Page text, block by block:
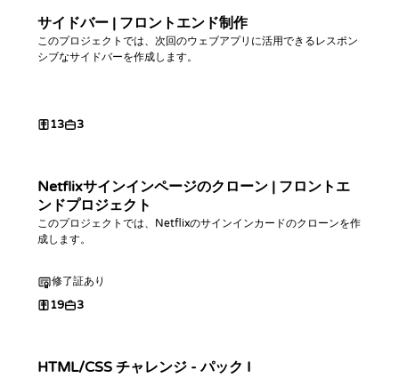
サイドバー | フロントエンド制作
このプロジェクトでは、次回のウェブアプリに活用できるレスポン
シブなサイドバーを作成します。
13 3
Netflixサインインページのクローン | フロントエ
ンドプロジェクト
このプロジェクトでは、Netflixのサインインカードのクローンを作
成します。
修了証あり
19 3
HTML/CSS チャレンジ - パック I